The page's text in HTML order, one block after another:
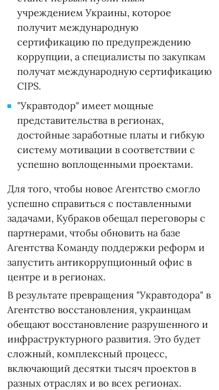
учреждением Украины, которое
получит международную
сертификацию по предупреждению
коррупции, а специалисты по закупкам
получат международную сертификацию
CIPS.
"Укравтодор" имеет мощные
представительства в регионах,
достойные заработные платы и гибкую
систему мотивации в соответствии с
успешно воплощенными проектами.
Для того, чтобы новое Агентство смогло
успешно справиться с поставленными
задачами, Кубраков обещал переговоры с
партнерами, чтобы обновить на базе
Агентства Команду поддержки реформ и
запустить антикоррупционный офис в
центре и в регионах.
В результате превращения "Укравтодора" в
Агентство восстановления, украинцам
обещают восстановление разрушенного и
инфраструктурного развития. Это будет
сложный, комплексный процесс,
включающий десятки тысяч проектов в
разных отраслях и во всех регионах.